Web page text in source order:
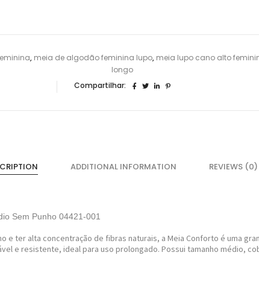
, meia de algodão feminina lupo, meia lupo cano alto
longo
Compartilhar:
ADDITIONAL INFORMATION REVIEWS (0)
Sem Punho 04421-001
e ter alta concentração de fibras naturais, a Meia Conforto é uma
e resistente, ideal para uso prolongado. Possui tamanho médio,